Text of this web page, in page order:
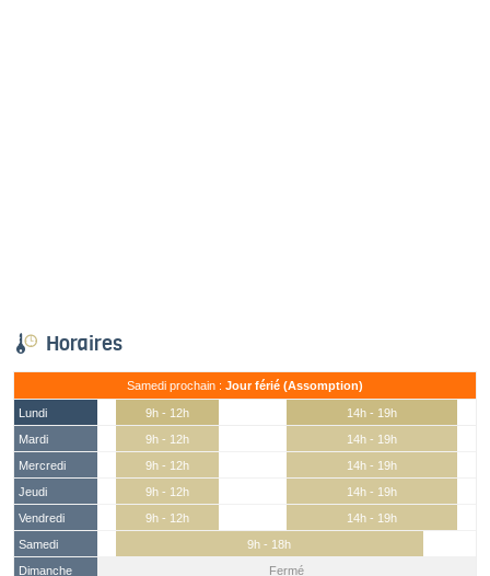
Horaires
Samedi prochain : Jour férié (Assomption)
Lundi 9h - 12h
14h - 19h
Mardi
9h - 12h
14h - 19h
Mercredi
9h - 12h
14h - 19h
Jeudi
9h - 12h
14h - 19h
Vendredi
9h - 12h
14h - 19h
Samedi
9h - 18h
Dimanche
Fermé